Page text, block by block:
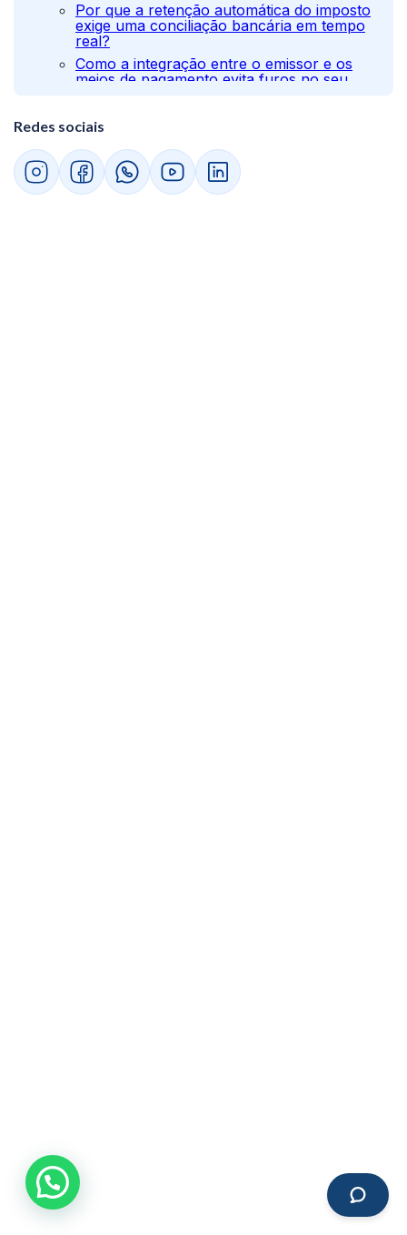
Por que a retenção automática do imposto
exige uma conciliação bancária em tempo
real?
Como a integração entre o emissor e os
meios de pagamento evita furos no seu
O simples nacional ainda será a melhor
escolha para a competitividade no B2B?
Quando vale a pena optar pelo
recolhimento do IBS e CBS fora da guia
única?
Redes sociais